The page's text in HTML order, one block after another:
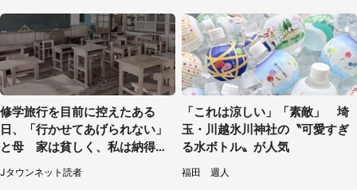
修学旅行を目前に控えたある
日、「行かせてあげられない」
と母 家は貧しく、私は納得し
たけれど...（北海道・70代以上
女性）
Jタウンネット読者
「これは涼しい」「素敵」 埼
玉・川越氷川神社の〝可愛すぎ
る水ボトル〟が人気
福田 週人